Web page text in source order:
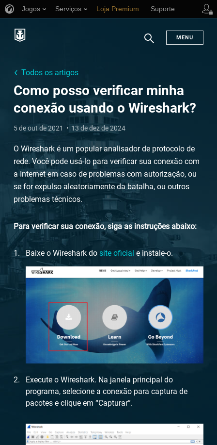
Jogos Serviços Loja Premium Suporte
MENU
Todos os artigos
Como posso verificar minha
conexão usando o Wireshark?
5 de out de 2021 13 de dez de 2024
O Wireshark é um popular analisador de protocolo de
rede. Você pode usá-lo para verificar sua conexão com
a Internet em caso de problemas com autorização, ou
se for expulso aleatoriamente da batalha, ou outros
problemas técnicos.
Para verificar sua conexão, siga as instruções abaixo:
Baixe o Wireshark do site oficial e instale-o.
Execute o Wireshark. Na janela principal do
programa, selecione a conexão para captura de
pacotes e clique em “Capturar”.